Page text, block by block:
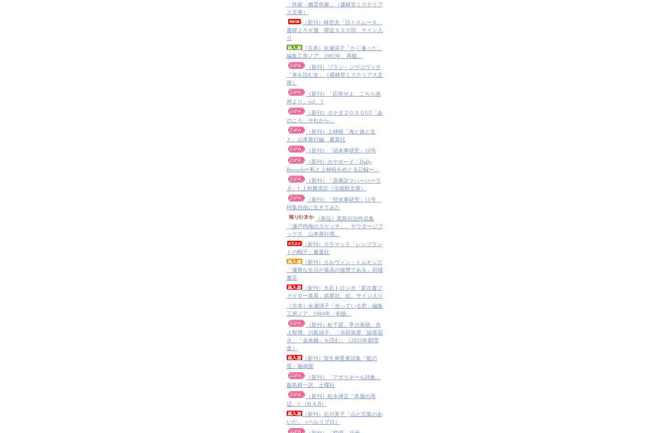
「作家・幽霊作家」（盛林堂ミステリア
ス文庫）
（新刊）林哲夫「日々スムース」
書肆よろず屋 限定５００部 サイン入
り
（古本）永瀬清子「かく逢った」
編集工房ノア、1982年、再版。
（新刊）ゾラン・ジヴコヴィチ
「本を読む女」（盛林堂ミステリアス文
庫）
（新刊）「応答せよ、こちら洛
外より」vol、1
（新刊）タケダ２０００GT「あ
のころ、それから」
（新刊）上林曉「海と旅と文
と」山本善行編 夏葉社
（新刊）「瑣末事研究」10号
（新刊）ホヤボーイ「Daily
Records〜私と上林暁をめぐる記録〜」
（新刊）「原典訳マハーバーラ
タ」1 上村勝彦訳（法蔵館文庫）
（新刊）「些末事研究」11号
特集自由に生きてみた
（新品）黒島伝治作品集
「瀬戸内海のスケッチ」、サウダージブ
ックス、山本善行撰。
（新刊）マラマッド「レンブラン
トの帽子」夏葉社
（新刊）カルヴィン・トムキンズ
「優雅な生活が最高の復讐である」田畑
書店
（新刊）大石トロンボ「新古書フ
ァイター真吾」皓星社、絵、サイン入り
（古本）永瀬清子「光っている窓」編集
工房ノア、1984年、初版。
（新刊）松下貢、早川美徳、井
上智博、川島禎子、「寺田寅彦「線香花
火」「金米糖」を読む」（2023年窮理
舎）
（新刊）室生犀星童話集「龍の
笛」龜鳴屋
（新刊）「アポリネール詩集」
飯島耕一訳、土曜社
（新刊）松永弾正「本屋の周
辺」2 （H.A.B）
（新刊）石川美子「山と言葉のあ
いだ」（ベルリブロ）